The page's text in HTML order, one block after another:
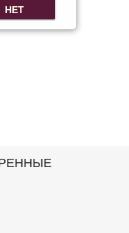
НЕТ